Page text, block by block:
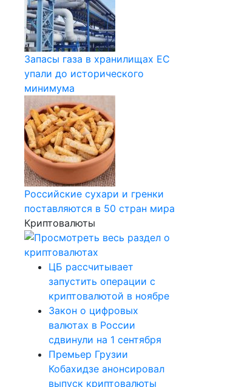
Запасы газа в хранилищах ЕС
упали до исторического
минимума
Российские сухари и гренки
поставляются в 50 стран мира
Криптовалюты
ЦБ рассчитывает
запустить операции с
криптовалютой в ноябре
Закон о цифровых
валютах в России
сдвинули на 1 сентября
Премьер Грузии
Кобахидзе анонсировал
выпуск криптовалюты